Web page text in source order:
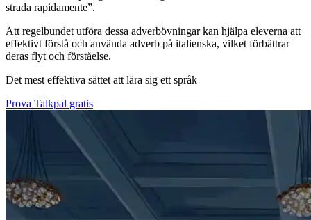
strada rapidamente”.
Att regelbundet utföra dessa adverbövningar kan hjälpa eleverna att
effektivt förstå och använda adverb på italienska, vilket förbättrar
deras flyt och förståelse.
Det mest effektiva sättet att lära sig ett språk
Prova Talkpal gratis